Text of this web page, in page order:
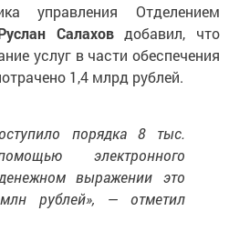
управления Отделением
Салаховдобавил, что
услуг в части обеспечения
1,4 млрд рублей.
порядка 8 тыс.
электронного
выражении это
рублей», — отметил